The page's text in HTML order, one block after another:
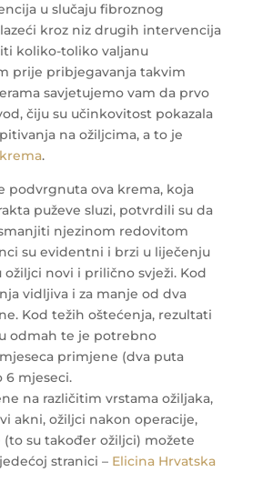
u slučaju fibroznog
kroz niz drugih intervencija
koliko-toliko valjanu
prije pribjegavanja takvim
savjetujemo vam da prvo
čiju su učinkovitost pokazala
na ožiljcima, a to je
.
podvrgnuta ova krema, koja
puževe sluzi, potvrdili su da
njezinom redovitom
su evidentni i brzi u liječenju
ožiljci novi i prilično svježi. Kod
vidljiva i za manje od dva
Kod težih oštećenja, rezultati
odmah te je potrebno
primjene (dva puta
6 mjeseci.
na različitim vrstama ožiljaka,
akni, ožiljci nakon operacije,
su također ožiljci) možete
stranici – Elicina Hrvatska